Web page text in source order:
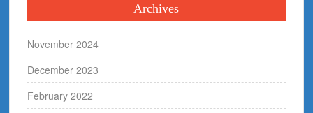
Archives
November 2024
December 2023
February 2022